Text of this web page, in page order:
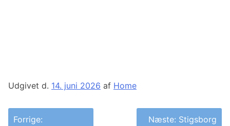
Udgivet d. 14. juni 2026 af Home
Indlægsnavigation
Forrige:
Næste: Stigsborg